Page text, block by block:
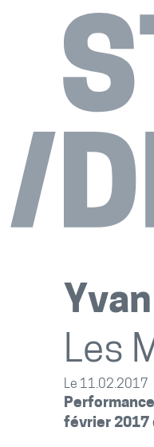
Les
Le 11.02.2017
février 2017